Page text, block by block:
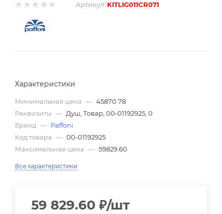
Артикул: KITLIG011CR071
Характеристики
Минимальная цена — 45870.78
Реквизиты — Душ, Товар, 00-01192925, 0
Бренд — Paffoni
Код товара — 00-01192925
Максимальная цена — 59829.60
Все характеристики
59 829.60 ₽/шт